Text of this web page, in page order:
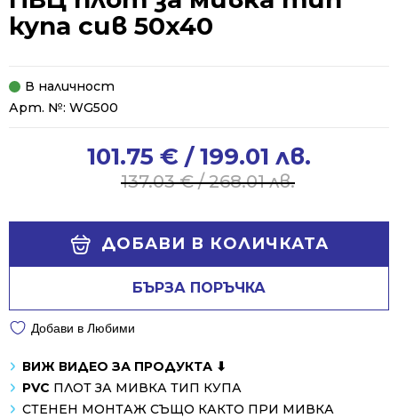
купа сив 50x40
В наличност
Арт. №: WG500
137.03€/ 268.01 лв.
137.03 €
101.75 € / 199.01 лв.
101.75 €
ДОБАВИ В КОЛИЧКАТА
БЪРЗА ПОРЪЧКА
Добави в Любими
ВИЖ ВИДЕО ЗА ПРОДУКТА ⬇
PVC ПЛОТ ЗА МИВКА ТИП КУПА
СТЕНЕН МОНТАЖ СЪЩО КАКТО ПРИ МИВКА